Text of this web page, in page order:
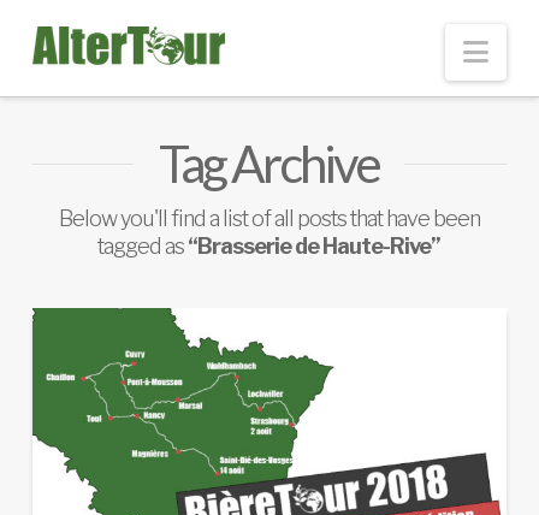
Tag Archive
Below you'll find a list of all posts that have been
tagged as“Brasserie de Haute-Rive”